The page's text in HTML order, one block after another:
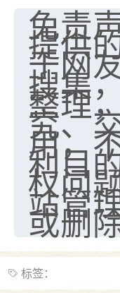
免责
提供
于网
搜集
整理
究、
用，
利目
权问
站管
或删
标签：